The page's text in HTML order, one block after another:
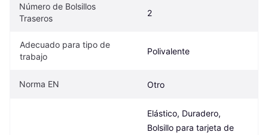
Número de Bolsillos
Traseros
2
Adecuado para tipo de
trabajo
Polivalente
Norma EN Otro
Elástico, Duradero,
Bolsillo para tarjeta de